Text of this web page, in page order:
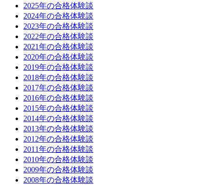
2025年の合格体験談
2024年の合格体験談
2023年の合格体験談
2022年の合格体験談
2021年の合格体験談
2020年の合格体験談
2019年の合格体験談
2018年の合格体験談
2017年の合格体験談
2016年の合格体験談
2015年の合格体験談
2014年の合格体験談
2013年の合格体験談
2012年の合格体験談
2011年の合格体験談
2010年の合格体験談
2009年の合格体験談
2008年の合格体験談